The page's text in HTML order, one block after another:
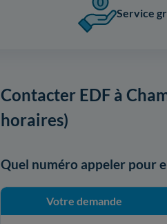
Service
Contacter EDF à
horaires)
Quel numéro appeler pour
Votre demande